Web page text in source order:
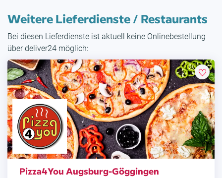
Weitere Lieferdienste / Restaurants
Bei diesen Lieferdienste ist aktuell keine Onlinebestellung
über deliver24 möglich:
Pizza4You Augsburg-Göggingen